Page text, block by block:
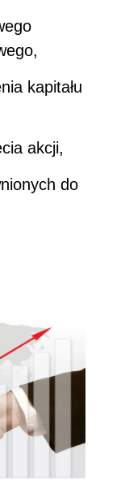
kapitału
akcji,
do